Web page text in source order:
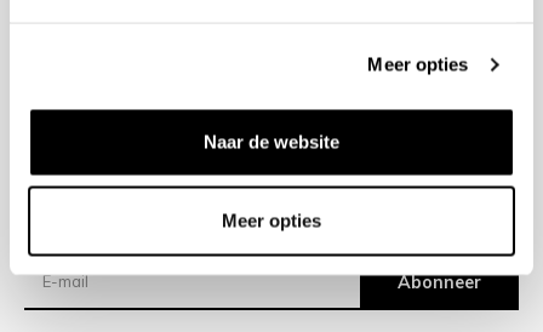
Meer opties
Naar de website
Meer opties
Verzending
Abonneer